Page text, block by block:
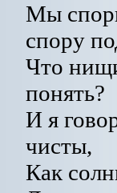
Мы
спору
Что
понять?
И я
чисты,
Как